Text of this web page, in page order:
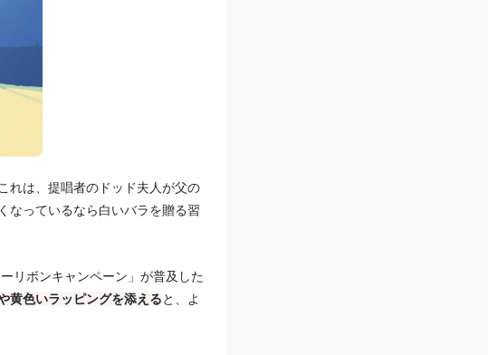
れは、提唱者のドッド夫人が父の
なっているなら白いバラを贈る習
リボンキャンペーン」が普及した
黄色いラッピングを添えると、よ